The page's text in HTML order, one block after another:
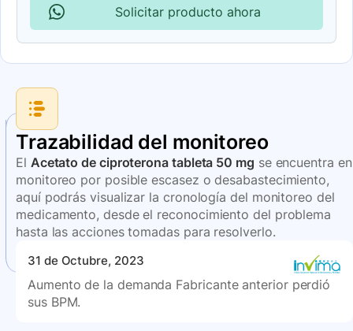
Solicitar producto ahora
Trazabilidad del monitoreo
El Acetato de ciproterona tableta 50 mg se encuentra en
monitoreo por posible escasez o desabastecimiento,
aquí podrás visualizar la cronología del monitoreo del
medicamento, desde el reconocimiento del problema
hasta las acciones tomadas para resolverlo.
31 de Octubre, 2023
Aumento de la demanda Fabricante anterior perdió
sus BPM.